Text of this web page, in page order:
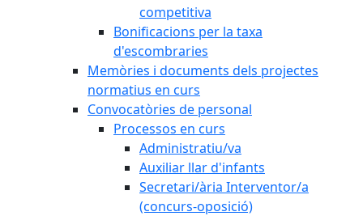
competitiva
Bonificacions per la taxa
d'escombraries
Memòries i documents dels projectes
normatius en curs
Convocatòries de personal
Processos en curs
Administratiu/va
Auxiliar llar d'infants
Secretari/ària Interventor/a
(concurs-oposició)